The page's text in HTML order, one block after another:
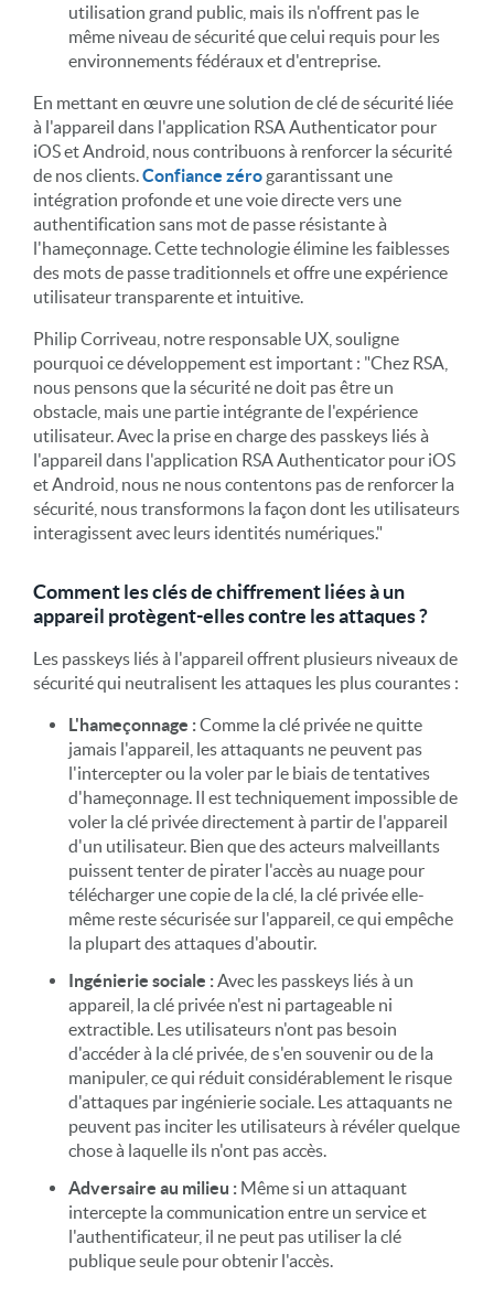
utilisation grand public, mais ils n'offrent pas le
même niveau de sécurité que celui requis pour les
environnements fédéraux et d'entreprise.
En mettant en œuvre une solution de clé de sécurité liée
à l'appareil dans l'application RSA Authenticator pour
iOS et Android, nous contribuons à renforcer la sécurité
de nos clients. Confiance zéro garantissant une
intégration profonde et une voie directe vers une
authentification sans mot de passe résistante à
l'hameçonnage. Cette technologie élimine les faiblesses
des mots de passe traditionnels et offre une expérience
utilisateur transparente et intuitive.
Philip Corriveau, notre responsable UX, souligne
pourquoi ce développement est important : "Chez RSA,
nous pensons que la sécurité ne doit pas être un
obstacle, mais une partie intégrante de l'expérience
utilisateur. Avec la prise en charge des passkeys liés à
l'appareil dans l'application RSA Authenticator pour iOS
et Android, nous ne nous contentons pas de renforcer la
sécurité, nous transformons la façon dont les utilisateurs
interagissent avec leurs identités numériques."
Comment les clés de chiffrement liées à un
appareil protègent-elles contre les attaques ?
Les passkeys liés à l'appareil offrent plusieurs niveaux de
sécurité qui neutralisent les attaques les plus courantes :
L'hameçonnage :Comme la clé privée ne quitte
jamais l'appareil, les attaquants ne peuvent pas
l'intercepter ou la voler par le biais de tentatives
d'hameçonnage. Il est techniquement impossible de
voler la clé privée directement à partir de l'appareil
d'un utilisateur. Bien que des acteurs malveillants
puissent tenter de pirater l'accès au nuage pour
télécharger une copie de la clé, la clé privée elle-
même reste sécurisée sur l'appareil, ce qui empêche
la plupart des attaques d'aboutir.
Ingénierie sociale : Avec les passkeys liés à un
appareil, la clé privée n'est ni partageable ni
extractible. Les utilisateurs n'ont pas besoin
d'accéder à la clé privée, de s'en souvenir ou de la
manipuler, ce qui réduit considérablement le risque
d'attaques par ingénierie sociale. Les attaquants ne
peuvent pas inciter les utilisateurs à révéler quelque
chose à laquelle ils n'ont pas accès.
Adversaire au milieu : Même si un attaquant
intercepte la communication entre un service et
l'authentificateur, il ne peut pas utiliser la clé
publique seule pour obtenir l'accès.